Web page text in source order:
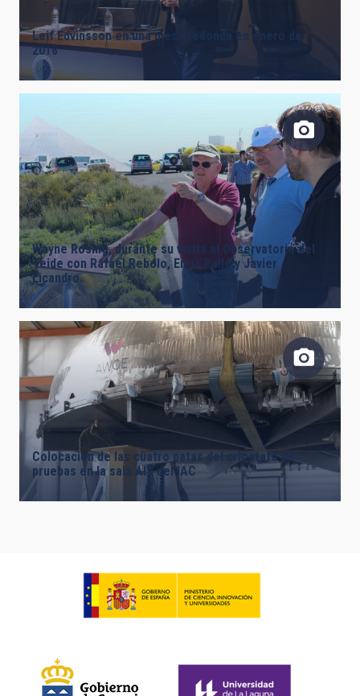
Leif Edvinsson en una mesa redonda en enero de
2018
Wayne Rosing, durante su visita al Observatorio del
Teide con Rafael Rebolo, Enric Pallé y Javier
Licandro.
Colocación de las cuatro patas del criostato de
pruebas en la sala AIV del IAC